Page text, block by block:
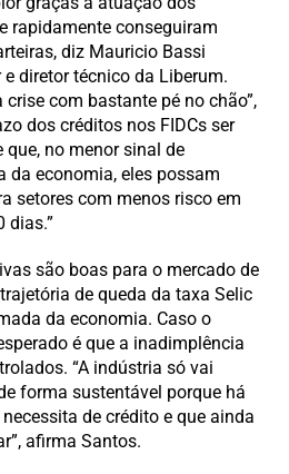
rapidamente conseguiram
diz Mauricio Bassi
diretor técnico da Liberum.
com bastante pé no chão”,
dos créditos nos FIDCs ser
no menor sinal de
da economia, eles possam
setores com menos risco em
dias.”
são boas para o mercado de
de queda da taxa Selic
da economia. Caso o
é que a inadimplência
“A indústria só vai
forma sustentável porque há
de crédito e que ainda
afirma Santos.